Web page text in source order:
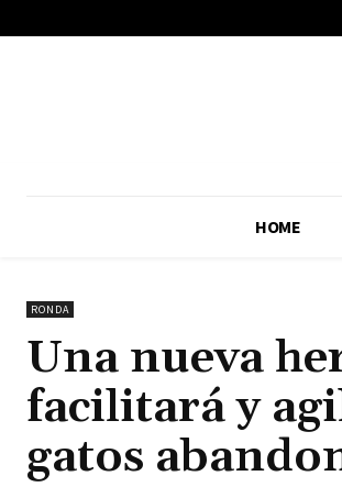
HOME
RONDA
Una nueva
facilitará y
gatos